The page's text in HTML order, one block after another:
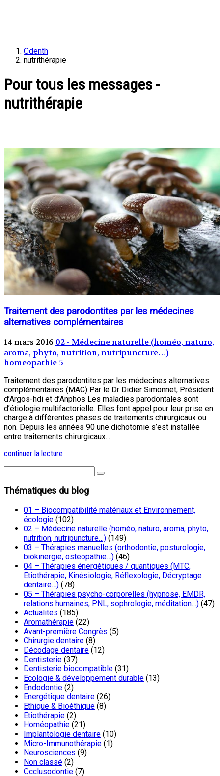
Odenth
nutrithérapie
Pour tous les messages -
nutrithérapie
Traitement des parodontites par les médecines
alternatives complémentaires
14 mars 2016 02 - Médecine naturelle (homéo, naturo,
aroma, phyto, nutrition, nutripuncture…)
homeopathie5
Traitement des parodontites par les médecines alternatives
complémentaires (MAC) Par le Dr Didier Simonnet, Président
d’Argos-hdi et d’Anphos Les maladies parodontales sont
d’étiologie multifactorielle. Elles font appel pour leur prise en
charge à différentes phases de traitements chirurgicaux ou
non. Depuis les années 90 une dichotomie s’est installée
entre traitements chirurgicaux...
continuer la lecture
Thématiques du blog
01 – Biocompatibilité matériaux et Environnement,
écologie (102)
02 – Médecine naturelle (homéo, naturo, aroma, phyto,
nutrition, nutripuncture…) (149)
03 – Thérapies manuelles (orthodontie, posturologie,
biokinergie, ostéopathie…) (46)
04 – Thérapies énergétiques / quantiques (MTC,
Etiothérapie, Kinésiologie, Réflexologie, Décryptage
dentaire…) (78)
05 – Thérapies psycho-corporelles (hypnose, EMDR,
relations humaines, PNL, sophrologie, méditation…) (47)
Actualités (185)
Aromathérapie (22)
Avant-première Congrès (5)
Chirurgie dentaire (8)
Décodage dentaire (12)
Dentisterie (37)
Dentisterie biocompatible (31)
Ecologie & développement durable (13)
Endodontie (2)
Energétique dentaire (26)
Ethique & Bioéthique (8)
Etiothérapie (2)
Homéopathie (21)
Implantologie dentaire (10)
Micro-Immunothérapie (1)
Neurosciences (9)
Non classé (2)
Occlusodontie (7)